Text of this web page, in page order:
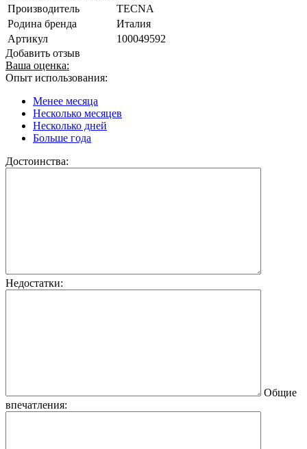
Производитель
TECNA
Родина бренда
Италия
Артикул
100049592
Добавить отзыв
Ваша оценка:
Опыт использования:
Менее месяца
Несколько месяцев
Несколько дней
Больше года
Достоинства:
Недостатки:
Общие
впечатления: